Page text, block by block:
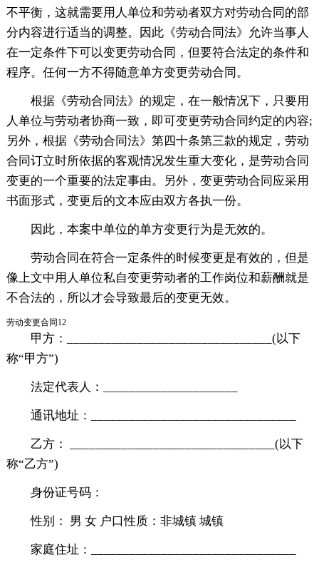
不平衡，这就需要用人单位和劳动者双方对劳动合同的部
分内容进行适当的调整。因此《劳动合同法》允许当事人
在一定条件下可以变更劳动合同，但要符合法定的条件和
程序。任何一方不得随意单方变更劳动合同。
根据《劳动合同法》的规定，在一般情况下，只要用
人单位与劳动者协商一致，即可变更劳动合同约定的内容;
另外，根据《劳动合同法》第四十条第三款的规定，劳动
合同订立时所依据的客观情况发生重大变化，是劳动合同
变更的一个重要的法定事由。另外，变更劳动合同应采用
书面形式，变更后的文本应由双方各执一份。
因此，本案中单位的单方变更行为是无效的。
劳动合同在符合一定条件的时候变更是有效的，但是
像上文中用人单位私自变更劳动者的工作岗位和薪酬就是
不合法的，所以才会导致最后的变更无效。
劳动变更合同12
甲方：________________________________(以下
称“甲方”)
法定代表人：_____________________
通讯地址：________________________________
乙方： ________________________________(以下
称“乙方”)
身份证号码：
性别： 男 女 户口性质：非城镇 城镇
家庭住址：________________________________